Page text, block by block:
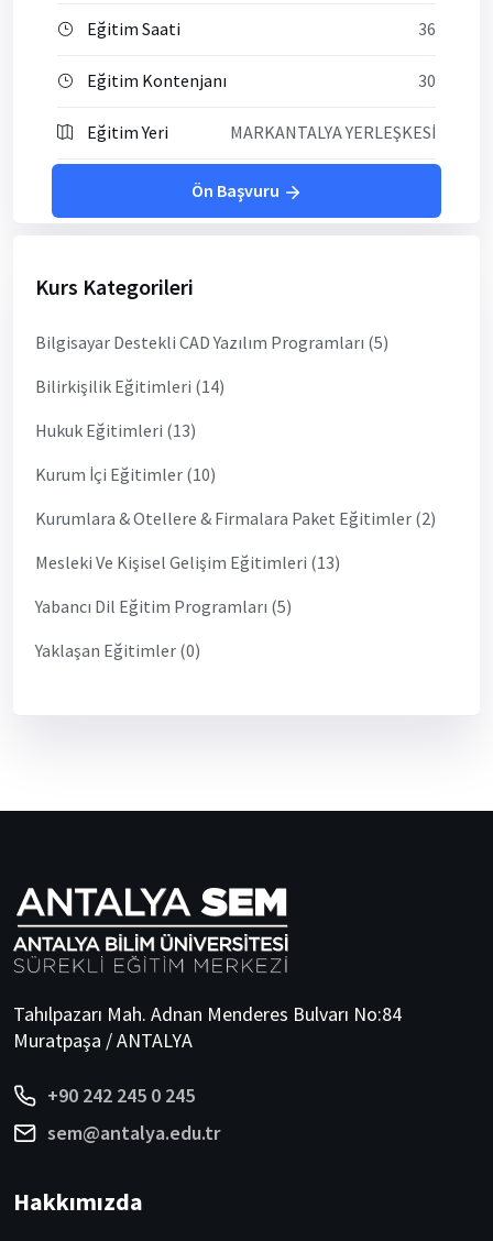
Eğitim Saati 36
Eğitim Kontenjanı 30
Eğitim Yeri MARKANTALYA YERLEŞKESİ
Ön Başvuru
Kurs Kategorileri
Bilgisayar Destekli CAD Yazılım Programları (5)
Bilirkişilik Eğitimleri (14)
Hukuk Eğitimleri (13)
Kurum İçi Eğitimler (10)
Kurumlara & Otellere & Firmalara Paket Eğitimler (2)
Mesleki Ve Kişisel Gelişim Eğitimleri (13)
Yabancı Dil Eğitim Programları (5)
Yaklaşan Eğitimler (0)
Tahılpazarı Mah. Adnan Menderes Bulvarı No:84
Muratpaşa / ANTALYA
+90 242 245 0 245
sem@antalya.edu.tr
Hakkımızda